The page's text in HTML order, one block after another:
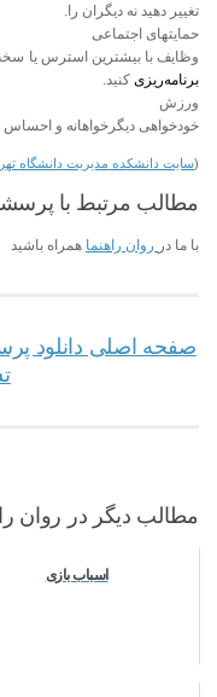
تغییر دهید نه دیگران را.
حمایتهای اجتماعی
وظایف با بیشترین استرس یا
برنامه‌ریزی کنید.
ورزش
خودخواهی دیگرخواهانه و احساس
(سایت دانشکده مدیریت دانشگاه
مطالب مرتبط با
با ما در روان راهنما همراه باشید
صفحه اصلی دانلود
مطالب دیگر در روان
اسباب بازی